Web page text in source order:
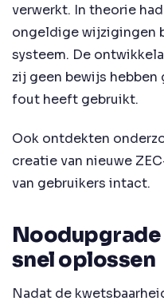
verwerkt. In theorie
ongeldige wijzigingen
systeem. De
zij geen bewijs
fout heeft gebruikt.
Ook ontdekten
creatie van nieuwe
van gebruikers intact.
snel oplossen
Nadat de